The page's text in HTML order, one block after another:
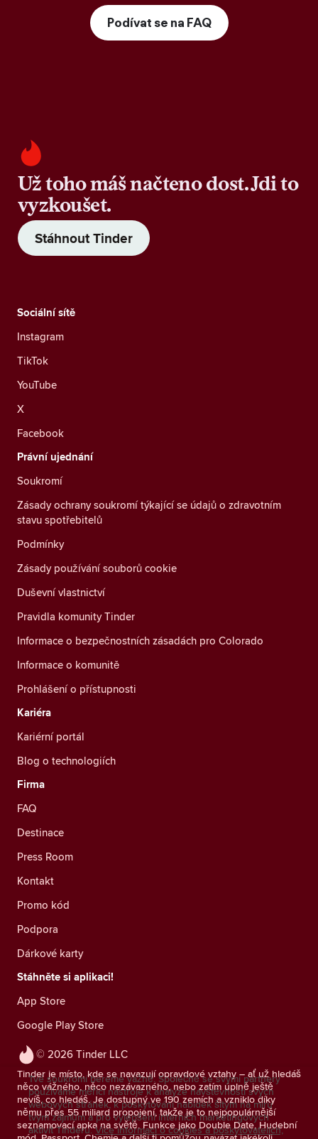
Podívat se na FAQ
Už toho máš načteno dost. Jdi to
vyzkoušet.
Stáhnout Tinder
© 2026 Tinder LLC
Tinder je místo, kde se navazují opravdové vztahy – ať už hledáš
něco vážného, něco nezávazného, nebo zatím úplně ještě
nevíš, co hledáš. Je dostupný ve 190 zemích a vzniklo díky
němu přes 55 miliard propojení, takže je to nejpopulárnější
seznamovací apka na světě. Funkce jako Double Date, Hudební
Sociální sítě
Instagram
TikTok
YouTube
X
Facebook
Právní ujednání
Soukromí
Zásady ochrany soukromí týkající se údajů o zdravotním
stavu spotřebitelů
Podmínky
Zásady používání souborů cookie
Duševní vlastnictví
Pravidla komunity Tinder
Informace o bezpečnostních zásadách pro Colorado
Informace o komunitě
Prohlášení o přístupnosti
Kariéra
Kariérní portál
Blog o technologiích
Firma
FAQ
Destinace
Press Room
Kontakt
Promo kód
Podpora
Dárkové karty
Stáhněte si aplikaci!
App Store
Google Play Store
Tvé soukromí bereme vážně. Společně se svými partnery
používáme měřicí nástroje k analýze návštěvnosti svých
webových stránek, k poskytování nabídek šitým na míru
tvým zájmům a pro vylepšení interních marketingových
aktivit Tinderu. Více informací o cookies a poskytovatelích,